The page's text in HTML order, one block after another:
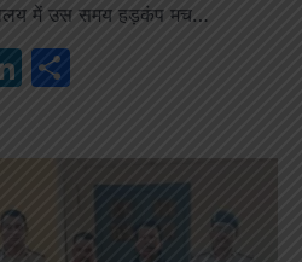
में उस समय हड़कंप मच…
LinkedIn